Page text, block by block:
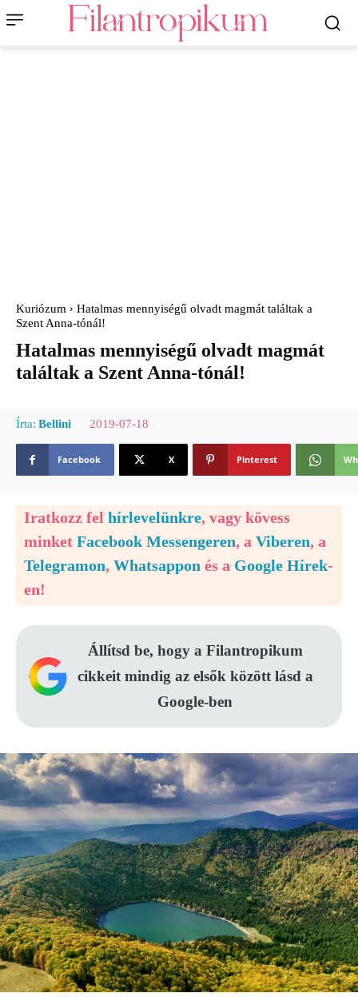
Kuriózum
Hatalmas mennyiségű olvadt magmát találtak a
Szent Anna-tónál!
Hatalmas mennyiségű olvadt magmát
találtak a Szent Anna-tónál!
Írta: Bellini 2019-07-18
Facebook X Pinterest
Iratkozz fel hírlevelünkre, vagy kövess
minket Facebook Messengeren, a Viberen, a
Telegramon, Whatsappon és a Google Hírek-
en!
Állítsd be, hogy a Filantropikum
cikkeit mindig az elsők között lásd a
Google-ben